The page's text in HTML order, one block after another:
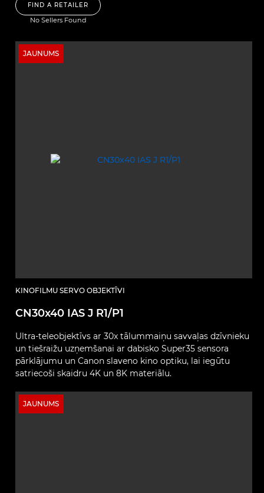
FIND A RETAILER
No Sellers Found
JAUNUMS
KINOFILMU SERVO OBJEKTĪVI
CN30x40 IAS J R1/P1
Ultra‑teleobjektīvs ar 30x tālummaiņu savvaļas dzīvnieku
un tiešraižu uzņemšanai ar dabisko Super35 sensora
pārklājumu un Canon slaveno kino optiku, lai iegūtu
satriecoši skaidru 4K un 8K materiālu.
JAUNUMS